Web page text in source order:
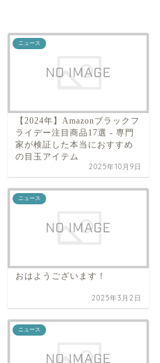
ニュース
【2024年】Amazonブラックフ
ライデー注目商品17選 - 専門
家が検証した本当におすすめ
の目玉アイテム
2025年10月9日
ニュース
おはようございます！
2025年3月2日
ニュース